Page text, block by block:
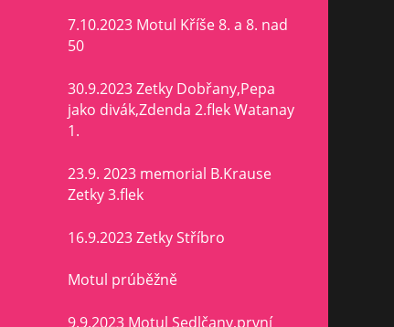
7.10.2023 Motul Kříše 8. a 8. nad
50
30.9.2023 Zetky Dobřany,Pepa
jako divák,Zdenda 2.flek Watanay
1.
23.9. 2023 memorial B.Krause
Zetky 3.flek
16.9.2023 Zetky Stříbro
Motul prúběžně
9.9.2023 Motul Sedlčany,první